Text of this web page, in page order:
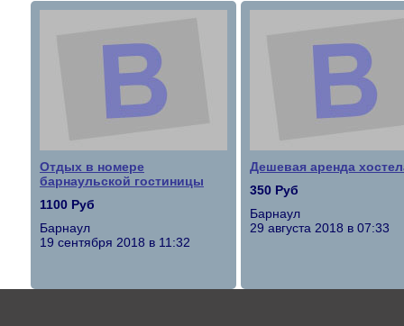
Отдых в номере
барнаульской гостиницы
1100 Руб
Барнаул
19 сентября 2018 в 11:32
Дешевая аренда
350 Руб
Барнаул
29 августа 2018 в 07:33